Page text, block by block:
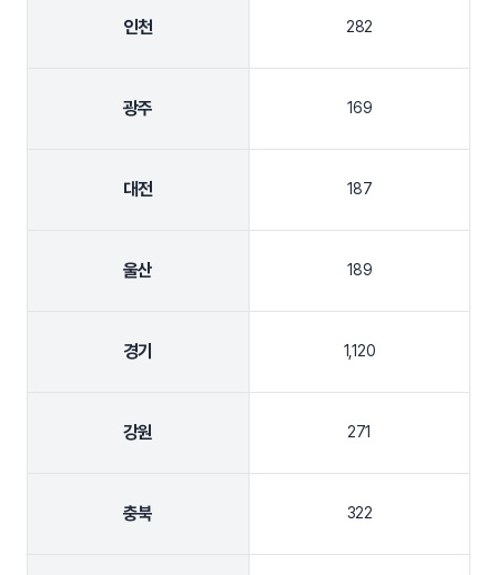
인천 282
광주 169
대전 187
울산 189
경기 1,120
강원 271
충북 322